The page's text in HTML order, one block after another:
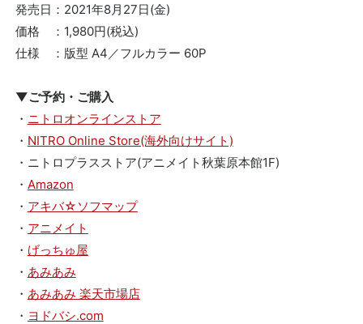
発売日：2021年8月27日(金)
価格 ：1,980円(税込)
仕様 ：版型 A4／フルカラー 60P
▼ご予約・ご購入
・ ニトロオンラインストア
・ NITRO Online Store(海外向けサイト)
・ニトロプラスストア(アニメイト秋葉原本館1F)
・ Amazon
・ アキバ☆ソフマップ
・ アニメイト
・ げっちゅ屋
・ あみあみ
・ あみあみ 楽天市場店
・ ヨドバシ.com